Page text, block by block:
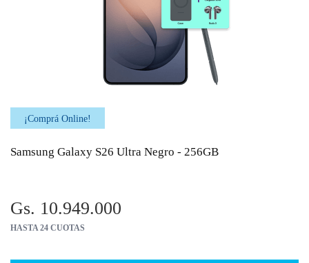
¡Comprá Online!
Samsung Galaxy S26 Ultra Negro - 256GB
Gs. 10.949.000
HASTA 24 CUOTAS